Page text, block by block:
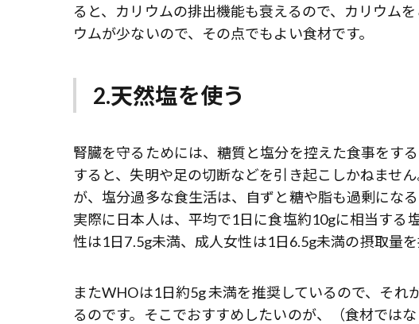
ると、カリウムの排出機能も衰えるので、カリウム
ウムが少ないので、その点でもよい食材です。
2.天然塩を使う
腎臓を守るためには、糖質と塩分を控えた食事をす
すると、失明や足の切断などを引き起こしかねませ
が、塩分過多な食生活は、自ずと糖や脂も過剰にな
実際に日本人は、平均で1日に食塩約10gに相当する
性は1日7.5g未満、成人女性は1日6.5g未満の摂取量を
またWHOは1日約5g 未満を推奨しているので、そ
るのです。そこでおすすめしたいのが、（食材では